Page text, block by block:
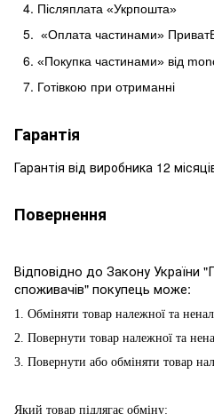
Післяплата «Укрпошта»
«Оплата частинами»
«Покупка частинами» від
Готівкою при отриманні
Гарантія
Гарантія від виробника 12
Повернення
Відповідно до Закону України
споживачів" покупець може:
1. Обміняти товар належної та
2. Повернути товар належної та
3. Повернути або обміняти товар
Який товар підлягає обміну: